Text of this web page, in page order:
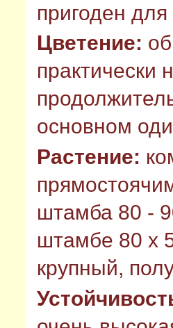
пригоден
Цветение:
практически
основном
Растение:
штамба 80 -
штамбе 80 х
крупный,